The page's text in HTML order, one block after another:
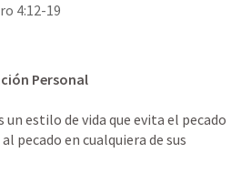
4:12-19
Personal
un estilo de vida que evita el pecado
pecado en cualquiera de sus